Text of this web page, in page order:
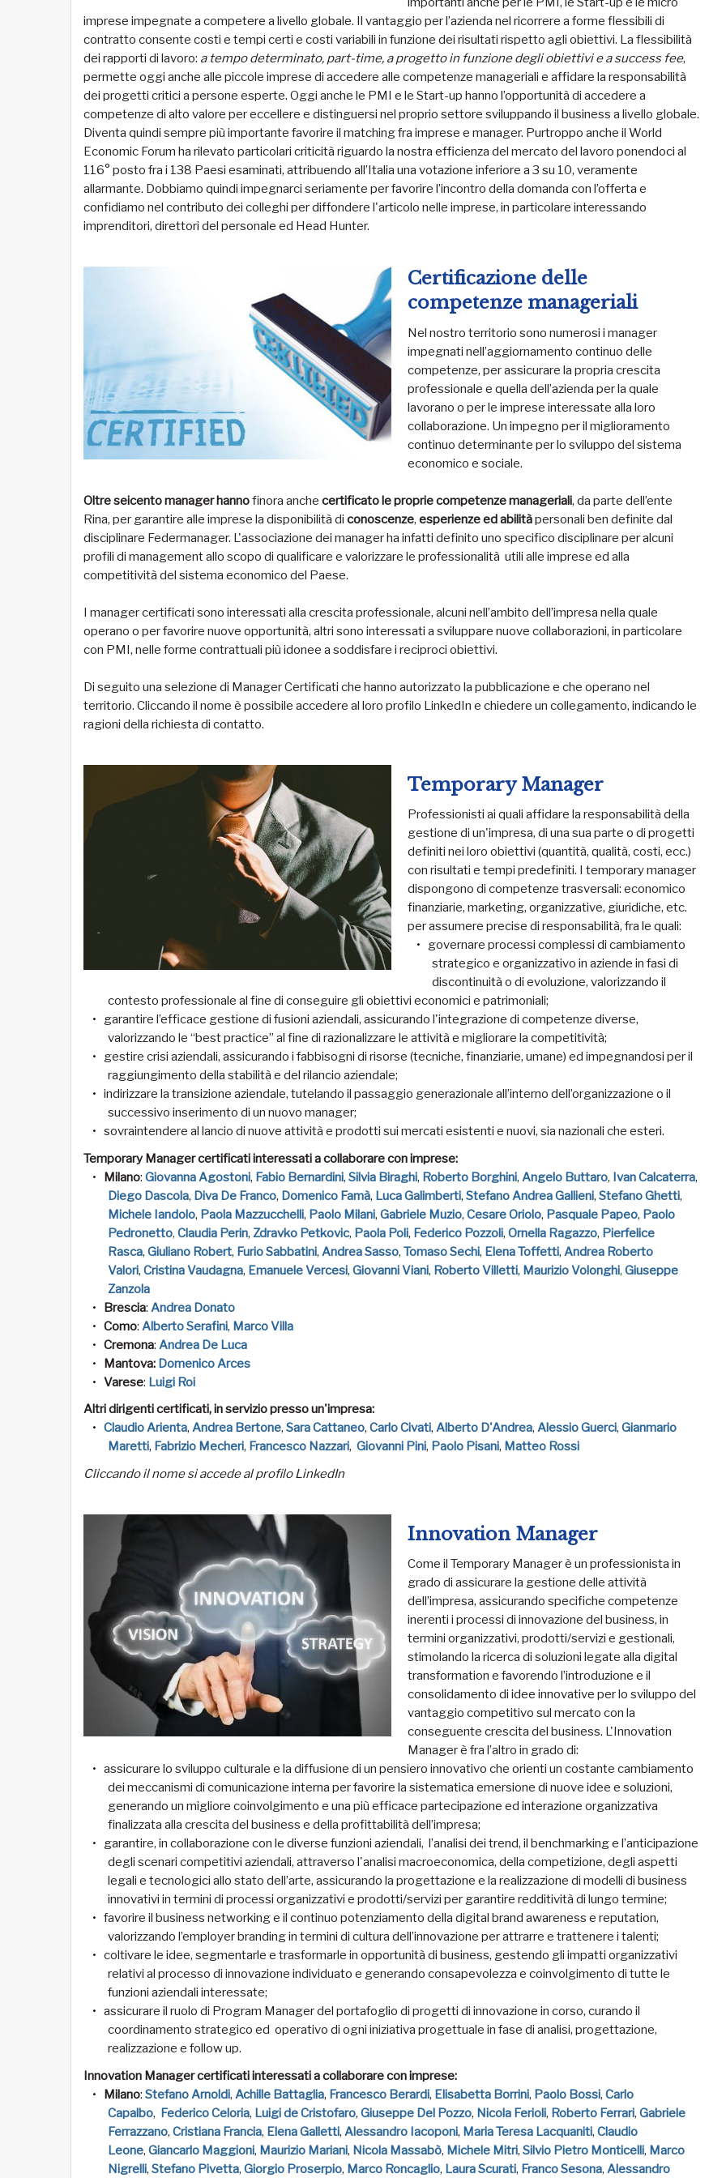
imprese impegnate a competere a livello globale. Il vantaggio per l’azienda nel ricorrere a forme flessibili di
contratto consente costi e tempi certi e costi variabili in funzione dei risultati rispetto agli obiettivi. La flessibilità
dei rapporti di lavoro: a tempo determinato, part-time, a progetto in funzione degli obiettivi e a success fee,
permette oggi anche alle piccole imprese di accedere alle competenze manageriali e affidare la responsabilità
dei progetti critici a persone esperte. Oggi anche le PMI e le Start-up hanno l’opportunità di accedere a
competenze di alto valore per eccellere e distinguersi nel proprio settore sviluppando il business a livello globale.
Diventa quindi sempre più importante favorire il matching fra imprese e manager. Purtroppo anche il World
Economic Forum ha rilevato particolari criticità riguardo la nostra efficienza del mercato del lavoro ponendoci al
116° posto fra i 138 Paesi esaminati, attribuendo all’Italia una votazione inferiore a 3 su 10, veramente
allarmante. Dobbiamo quindi impegnarci seriamente per favorire l’incontro della domanda con l’offerta e
confidiamo nel contributo dei colleghi per diffondere l'articolo nelle imprese, in particolare interessando
imprenditori, direttori del personale ed Head Hunter.
Certificazione delle
competenze manageriali
Nel nostro territorio sono numerosi i manager
impegnati nell’aggiornamento continuo delle
competenze, per assicurare la propria crescita
professionale e quella dell’azienda per la quale
lavorano o per le imprese interessate alla loro
collaborazione. Un impegno per il miglioramento
continuo determinante per lo sviluppo del sistema
economico e sociale.
Oltre seicento manager hannofinora anche certificato le proprie competenze manageriali, da parte dell’ente
Rina, per garantire alle imprese la disponibilità di conoscenze, esperienze ed abilitàpersonali ben definite dal
disciplinare Federmanager. L'associazione dei manager ha infatti definito uno specifico disciplinare per alcuni
profili di management allo scopo di qualificare e valorizzare le professionalità utili alle imprese ed alla
competitività del sistema economico del Paese.
I manager certificati sono interessati alla crescita professionale, alcuni nell’ambito dell’impresa nella quale
operano o per favorire nuove opportunità, altri sono interessati a sviluppare nuove collaborazioni, in particolare
con PMI, nelle forme contrattuali più idonee a soddisfare i reciproci obiettivi.
Di seguito una selezione di Manager Certificati che hanno autorizzato la pubblicazione e che operano nel
territorio. Cliccando il nome è possibile accedere al loro profilo LinkedIn e chiedere un collegamento, indicando le
ragioni della richiesta di contatto.
Temporary Manager
Professionisti ai quali affidare la responsabilità della
gestione di un'impresa, di una sua parte o di progetti
definiti nei loro obiettivi (quantità, qualità, costi, ecc.)
con risultati e tempi predefiniti. I temporary manager
dispongono di competenze trasversali: economico
finanziarie, marketing, organizzative, giuridiche, etc.
per assumere precise di responsabilità, fra le quali:
governare processi complessi di cambiamento
strategico e organizzativo in aziende in fasi di
discontinuità o di evoluzione, valorizzando il
contesto professionale al fine di conseguire gli obiettivi economici e patrimoniali;
garantire l’efficace gestione di fusioni aziendali, assicurando l'integrazione di competenze diverse,
valorizzando le “best practice” al fine di razionalizzare le attività e migliorare la competitività;
gestire crisi aziendali, assicurando i fabbisogni di risorse (tecniche, finanziarie, umane) ed impegnandosi per il
raggiungimento della stabilità e del rilancio aziendale;
indirizzare la transizione aziendale, tutelando il passaggio generazionale all’interno dell’organizzazione o il
successivo inserimento di un nuovo manager;
sovraintendere al lancio di nuove attività e prodotti sui mercati esistenti e nuovi, sia nazionali che esteri.
Temporary Manager certificati interessati a collaborare con imprese:
Milano: Giovanna Agostoni, Fabio Bernardini, Silvia Biraghi, Roberto Borghini, Angelo Buttaro, Ivan Calcaterra,
Diego Dascola, Diva De Franco, Domenico Famà, Luca Galimberti, Stefano Andrea Gallieni, Stefano Ghetti,
Michele Iandolo, Paola Mazzucchelli, Paolo Milani, Gabriele Muzio, Cesare Oriolo, Pasquale Papeo, Paolo
Pedronetto, Claudia Perin, Zdravko Petkovic, Paola Poli, Federico Pozzoli, Ornella Ragazzo, Pierfelice
Rasca, Giuliano Robert, Furio Sabbatini, Andrea Sasso, Tomaso Sechi, Elena Toffetti, Andrea Roberto
Valori, Cristina Vaudagna, Emanuele Vercesi, Giovanni Viani, Roberto Villetti, Maurizio Volonghi, Giuseppe
Zanzola
Brescia: Andrea Donato
Como: Alberto Serafini, Marco Villa
Cremona: Andrea De Luca
Mantova: Domenico Arces
Varese: Luigi Roi
Altri dirigenti certificati, in servizio presso un'impresa:
Claudio Arienta, Andrea Bertone, Sara Cattaneo, Carlo Civati, Alberto D'Andrea, Alessio Guerci, Gianmario
Maretti, Fabrizio Mecheri, Francesco Nazzari, Giovanni Pini, Paolo Pisani, Matteo Rossi
Cliccando il nome si accede al profilo LinkedIn
Innovation Manager
Come il Temporary Manager è un professionista in
grado di assicurare la gestione delle attività
dell’impresa, assicurando specifiche competenze
inerenti i processi di innovazione del business, in
termini organizzativi, prodotti/servizi e gestionali,
stimolando la ricerca di soluzioni legate alla digital
transformation e favorendo l’introduzione e il
consolidamento di idee innovative per lo sviluppo del
vantaggio competitivo sul mercato con la
conseguente crescita del business. L'Innovation
Manager è fra l’altro in grado di:
assicurare lo sviluppo culturale e la diffusione di un pensiero innovativo che orienti un costante cambiamento
dei meccanismi di comunicazione interna per favorire la sistematica emersione di nuove idee e soluzioni,
generando un migliore coinvolgimento e una più efficace partecipazione ed interazione organizzativa
finalizzata alla crescita del business e della profittabilità dell’impresa;
garantire, in collaborazione con le diverse funzioni aziendali, l’analisi dei trend, il benchmarking e l’anticipazione
degli scenari competitivi aziendali, attraverso l'analisi macroeconomica, della competizione, degli aspetti
legali e tecnologici allo stato dell’arte, assicurando la progettazione e la realizzazione di modelli di business
innovativi in termini di processi organizzativi e prodotti/servizi per garantire redditività di lungo termine;
favorire il business networking e il continuo potenziamento della digital brand awareness e reputation,
valorizzando l’employer branding in termini di cultura dell’innovazione per attrarre e trattenere i talenti;
coltivare le idee, segmentarle e trasformarle in opportunità di business, gestendo gli impatti organizzativi
relativi al processo di innovazione individuato e generando consapevolezza e coinvolgimento di tutte le
funzioni aziendali interessate;
assicurare il ruolo di Program Manager del portafoglio di progetti di innovazione in corso, curando il
coordinamento strategico ed operativo di ogni iniziativa progettuale in fase di analisi, progettazione,
realizzazione e follow up.
Innovation Manager certificati interessati a collaborare con imprese:
Milano: Stefano Arnoldi, Achille Battaglia, Francesco Berardi, Elisabetta Borrini, Paolo Bossi, Carlo
Capalbo, Federico Celoria, Luigi de Cristofaro, Giuseppe Del Pozzo, Nicola Ferioli, Roberto Ferrari, Gabriele
Ferrazzano, Cristiana Francia, Elena Galletti, Alessandro Iacoponi, Maria Teresa Lacquaniti, Claudio
Leone, Giancarlo Maggioni, Maurizio Mariani, Nicola Massabò, Michele Mitri, Silvio Pietro Monticelli, Marco
Nigrelli, Stefano Pivetta, Giorgio Proserpio, Marco Roncaglio, Laura Scurati, Franco Sesona, Alessandro